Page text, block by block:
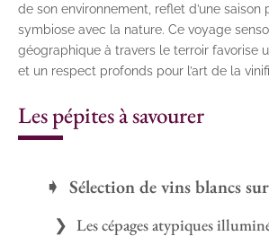
de son environnement, reflet d’une saison
symbiose avec la nature. Ce voyage
géographique à travers le terroir favorise
et un respect profonds pour l’art de la
Les pépites à savourer
Sélection de vins blancs
Les cépages atypiques